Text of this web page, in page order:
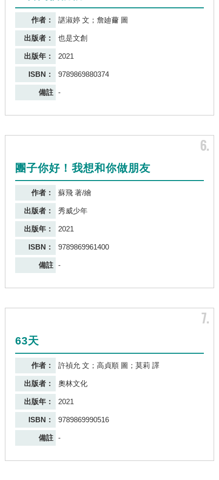
作者： 諶淑婷 文；詹廸薾 圖
出版者： 也是文創
出版年： 2021
ISBN： 9789869880374
備註 -
6
團子你好！我想和你做朋友
作者： 蘇飛 著/繪
出版者： 秀威少年
出版年： 2021
ISBN： 9789869961400
備註 -
7
63天
作者： 許禎允 文；高貞順 圖；莫莉 譯
出版者： 奧林文化
出版年： 2021
ISBN： 9789869990516
備註 -